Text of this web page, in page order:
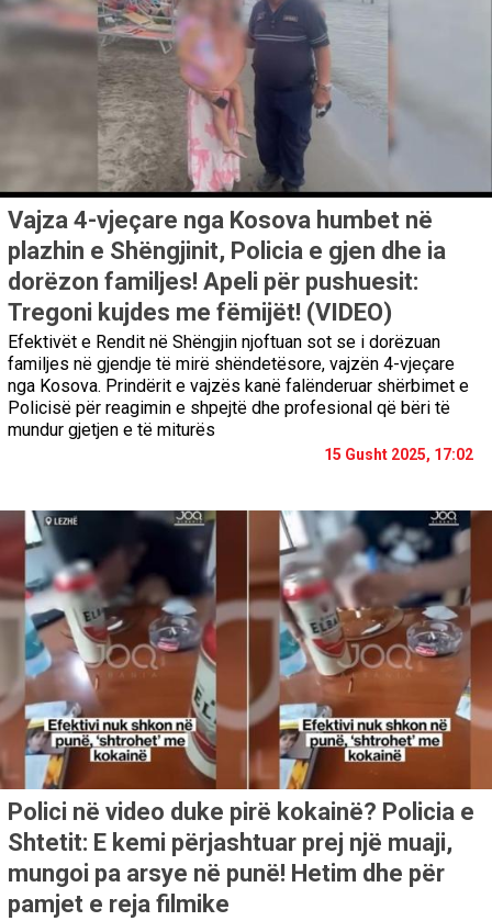
Vajza 4-vjeçare nga Kosova humbet në
plazhin e Shëngjinit, Policia e gjen dhe ia
dorëzon familjes! Apeli për pushuesit:
Tregoni kujdes me fëmijët! (VIDEO)
Efektivët e Rendit në Shëngjin njoftuan sot se i dorëzuan
familjes në gjendje të mirë shëndetësore, vajzën 4-vjeçare
nga Kosova. Prindërit e vajzës kanë falënderuar shërbimet e
Policisë për reagimin e shpejtë dhe profesional që bëri të
mundur gjetjen e të miturës
15 Gusht 2025, 17:02
Polici në video duke pirë kokainë? Policia e
Shtetit: E kemi përjashtuar prej një muaji,
mungoi pa arsye në punë! Hetim dhe për
pamjet e reja filmike